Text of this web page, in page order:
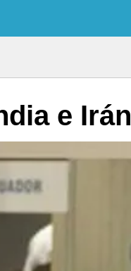
e Irán